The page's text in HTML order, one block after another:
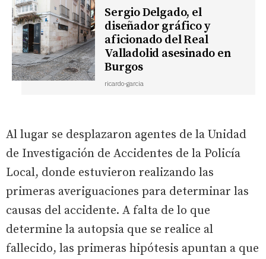
Sergio Delgado, el
diseñador gráfico y
aficionado del Real
Valladolid asesinado en
Burgos
ricardo-garcia
Al lugar se desplazaron agentes de la Unidad
de Investigación de Accidentes de la Policía
Local, donde estuvieron realizando las
primeras averiguaciones para determinar las
causas del accidente. A falta de lo que
determine la autopsia que se realice al
fallecido, las primeras hipótesis apuntan a que